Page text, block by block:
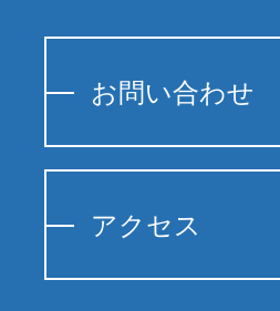
お問い合わせ
アクセス